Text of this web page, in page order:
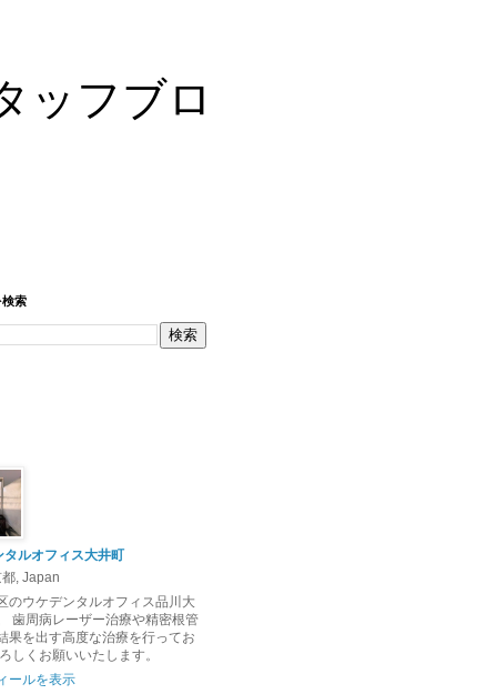
ッフブロ
検索
タルオフィス大井町
, Japan
のウケデンタルオフィス品川大
歯周病レーザー治療や精密根管
果を出す高度な治療を行ってお
しくお願いいたします。
ールを表示